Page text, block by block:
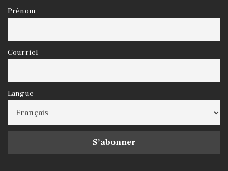
Prénom
Courriel
Langue